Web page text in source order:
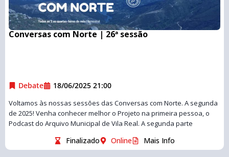
Conversas com Norte | 26ª sessão
Debate 18/06/2025 21:00
Voltamos às nossas sessões das Conversas com Norte. A segunda
de 2025! Venha conhecer melhor o Projeto na primeira pessoa, o
Podcast do Arquivo Municipal de Vila Real. A segunda parte
Finalizado Online Mais Info